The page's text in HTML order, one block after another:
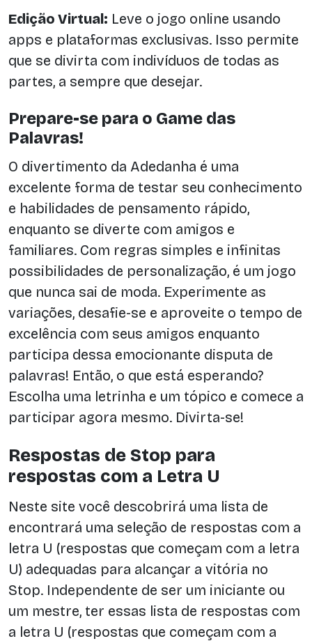
Edição Virtual: Leve o jogo online usando
apps e plataformas exclusivas. Isso permite
que se divirta com indivíduos de todas as
partes, a sempre que desejar.
Prepare-se para o Game das
Palavras!
O divertimento da Adedanha é uma
excelente forma de testar seu conhecimento
e habilidades de pensamento rápido,
enquanto se diverte com amigos e
familiares. Com regras simples e infinitas
possibilidades de personalização, é um jogo
que nunca sai de moda. Experimente as
variações, desafie-se e aproveite o tempo de
excelência com seus amigos enquanto
participa dessa emocionante disputa de
palavras! Então, o que está esperando?
Escolha uma letrinha e um tópico e comece a
participar agora mesmo. Divirta-se!
Respostas de Stop para
respostas com a Letra U
Neste site você descobrirá uma lista de
encontrará uma seleção de respostas com a
letra U (respostas que começam com a letra
U) adequadas para alcançar a vitória no
Stop. Independente de ser um iniciante ou
um mestre, ter essas lista de respostas com
a letra U (respostas que começam com a